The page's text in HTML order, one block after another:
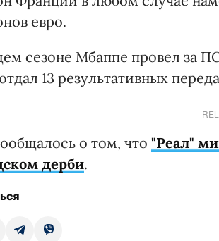
евро.
сезоне Мбаппе провел за
13 результативных
о том, что "Реал"
дерби.